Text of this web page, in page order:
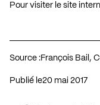
Pour visiter le site
Source :François Bail,
Publié le 20 mai 2017